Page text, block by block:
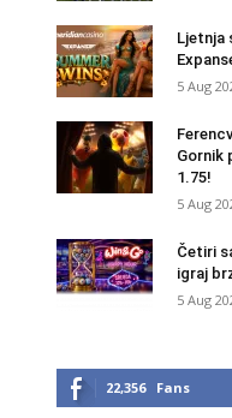
Ljetnja
5 Aug
Gornik
1.75!
5 Aug
Četiri
igraj
5 Aug
22,356 Fans